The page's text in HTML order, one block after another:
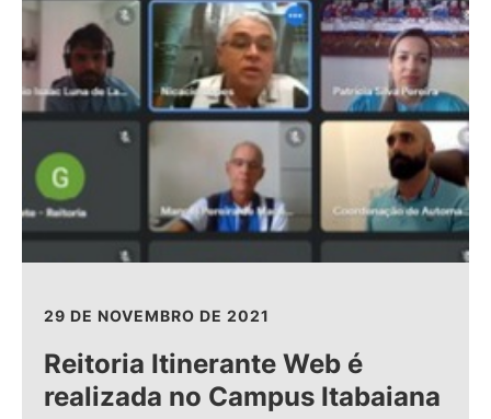
29 DE NOVEMBRO DE 2021
Reitoria Itinerante Web é
realizada no Campus Itabaiana